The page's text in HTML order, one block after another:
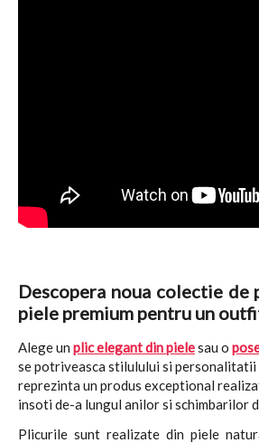
Descopera noua colectie de
piele premium pentru un
Alege un plic elegant din pielesau o
se potriveasca stilulului si personalitatii
reprezinta un produs exceptional
insoti de-a lungul anilor si schimbarilor
Plicurile sunt realizate din piele